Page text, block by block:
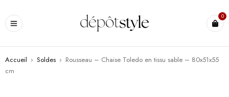
0
Accueil › Soldes › Rousseau – Chaise Toledo en tissu sable – 80x51x55
cm